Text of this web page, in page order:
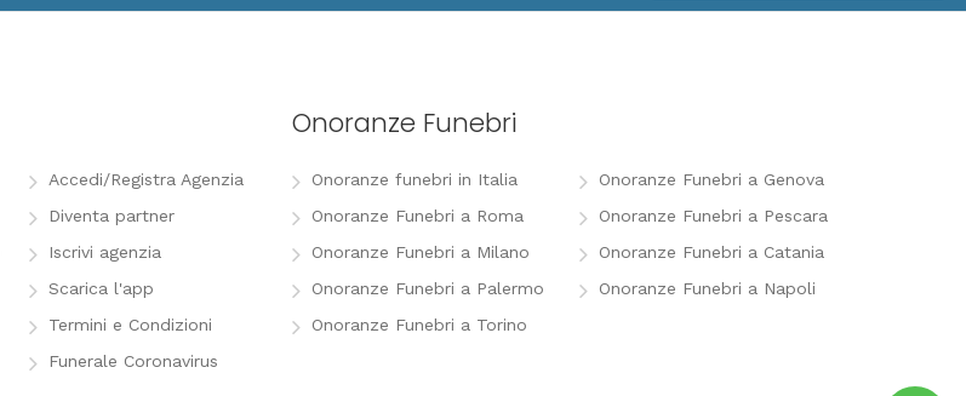
Accedi/Registra Agenzia
Diventa partner
Iscrivi agenzia
Scarica l'app
Termini e Condizioni
Funerale Coronavirus
Onoranze Funebri
Onoranze funebri in Italia
Onoranze Funebri a Roma
Onoranze Funebri a Milano
Onoranze Funebri a Palermo
Onoranze Funebri a Torino
Onoranze Funebri a Genova
Onoranze Funebri a Pescara
Onoranze Funebri a Catania
Onoranze Funebri a Napoli